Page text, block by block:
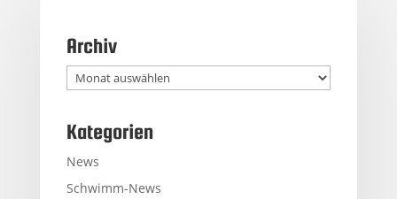
Archiv
Archiv
Kategorien
News
Schwimm-News